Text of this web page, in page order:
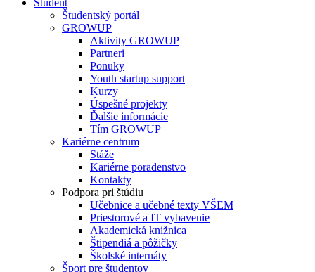
Študent
Študentský portál
GROWUP
Aktivity GROWUP
Partneri
Ponuky
Youth startup support
Kurzy
Úspešné projekty
Ďalšie informácie
Tím GROWUP
Kariérne centrum
Stáže
Kariérne poradenstvo
Kontakty
Podpora pri štúdiu
Učebnice a učebné texty VŠEM
Priestorové a IT vybavenie
Akademická knižnica
Štipendiá a pôžičky
Školské internáty
Šport pre študentov